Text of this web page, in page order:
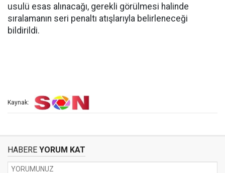
usulü esas alınacağı, gerekli görülmesi halinde
sıralamanın seri penaltı atışlarıyla belirleneceği
bildirildi.
Kaynak:
HABERE YORUM KAT